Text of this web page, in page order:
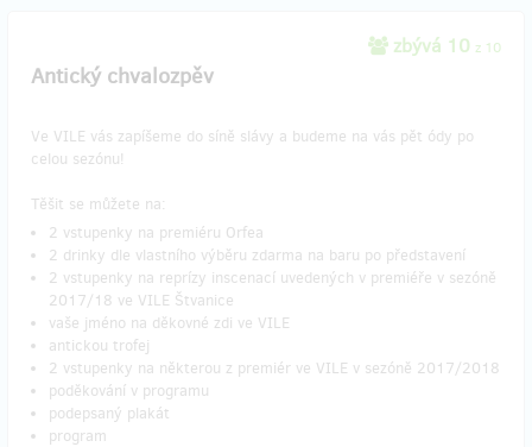
zbývá 10 z 10
Antický chvalozpěv
Ve VILE vás zapíšeme do síně slávy a budeme na vás pět ódy po
celou sezónu!
Těšit se můžete na:
2 vstupenky na premiéru Orfea
2 drinky dle vlastního výběru zdarma na baru po představení
2 vstupenky na reprízy inscenací uvedených v premiéře v sezóně
2017/18 ve VILE Štvanice
vaše jméno na děkovné zdi ve VILE
antickou trofej
2 vstupenky na některou z premiér ve VILE v sezóně 2017/2018
poděkování v programu
podepsaný plakát
program